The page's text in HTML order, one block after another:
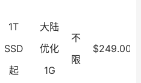
1T
SSD
起
大陆
优化
1G
不
限
$249.00